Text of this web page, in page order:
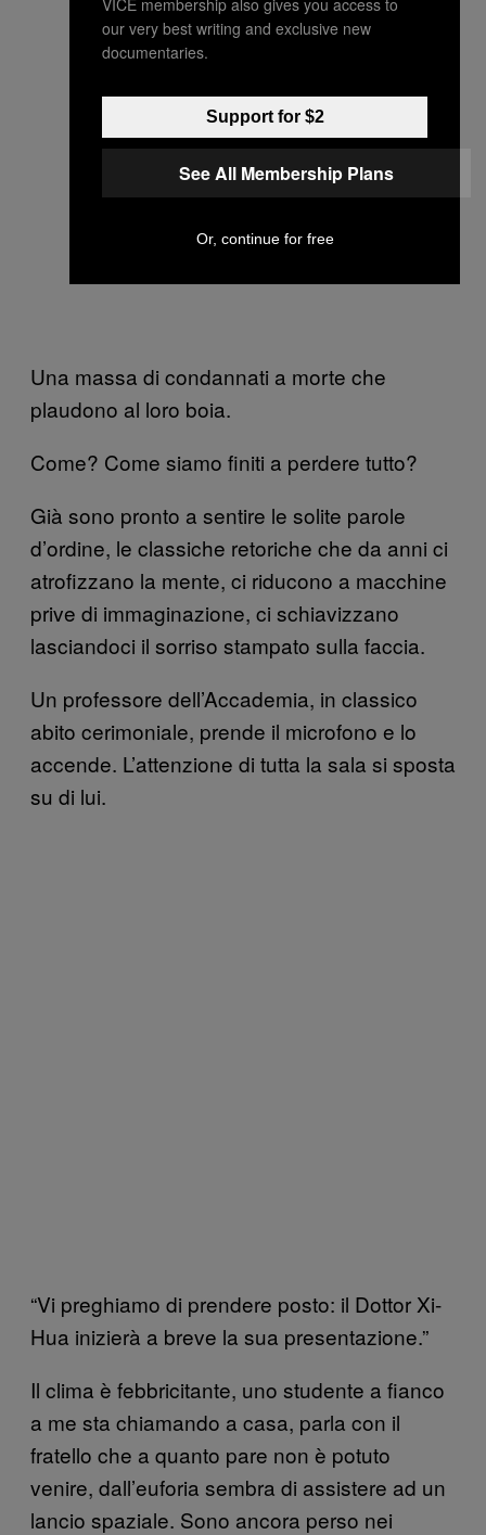
Una massa di condannati a morte che
plaudono al loro boia.
Come? Come siamo finiti a perdere tutto?
Già sono pronto a sentire le solite parole
d’ordine, le classiche retoriche che da anni ci
atrofizzano la mente, ci riducono a macchine
prive di immaginazione, ci schiavizzano
lasciandoci il sorriso stampato sulla faccia.
Un professore dell’Accademia, in classico
abito cerimoniale, prende il microfono e lo
accende. L’attenzione di tutta la sala si sposta
su di lui.
“Vi preghiamo di prendere posto: il Dottor Xi-
Hua inizierà a breve la sua presentazione.”
Il clima è febbricitante, uno studente a fianco
a me sta chiamando a casa, parla con il
fratello che a quanto pare non è potuto
venire, dall’euforia sembra di assistere ad un
lancio spaziale. Sono ancora perso nei
our very best writing and exclusive new
documentaries.
Support for $2
See All Membership Plans
Or, continue for free